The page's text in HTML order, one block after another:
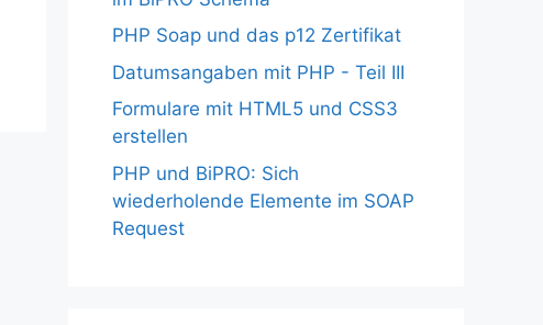
PHP Soap und das p12 Zertifikat
Datumsangaben mit PHP - Teil III
Formulare mit HTML5 und CSS3
erstellen
PHP und BiPRO: Sich
wiederholende Elemente im SOAP
Request